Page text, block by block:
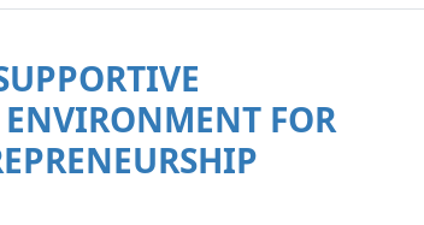
ENVIRONMENT FOR